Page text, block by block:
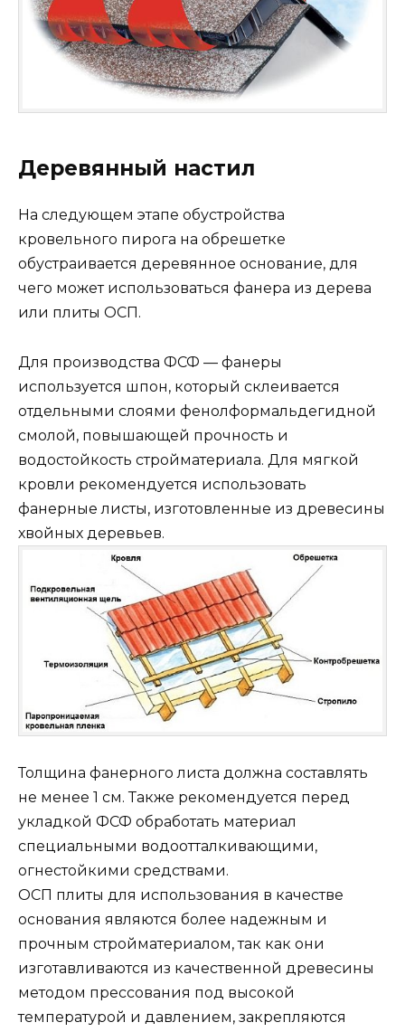
Деревянный настил
На следующем этапе обустройства
кровельного пирога на обрешетке
обустраивается деревянное основание, для
чего может использоваться фанера из дерева
или плиты ОСП.
Для производства ФСФ — фанеры
используется шпон, который склеивается
отдельными слоями фенолформальдегидной
смолой, повышающей прочность и
водостойкость стройматериала. Для мягкой
кровли рекомендуется использовать
фанерные листы, изготовленные из древесины
хвойных деревьев.
Толщина фанерного листа должна составлять
не менее 1 см. Также рекомендуется перед
укладкой ФСФ обработать материал
специальными водоотталкивающими,
огнестойкими средствами.
ОСП плиты для использования в качестве
основания являются более надежным и
прочным стройматериалом, так как они
изготавливаются из качественной древесины
методом прессования под высокой
температурой и давлением, закрепляются